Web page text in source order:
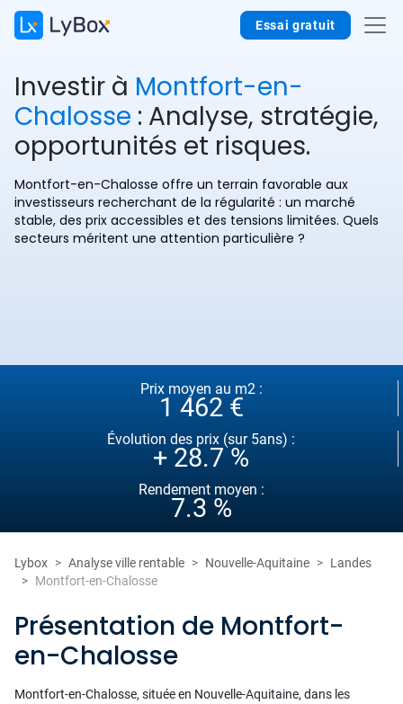
Essai gratuit
Investir à Montfort-en-
Chalosse : Analyse, stratégie,
opportunités et risques.
Montfort-en-Chalosse offre un terrain favorable aux
investisseurs recherchant de la régularité : un marché
stable, des prix accessibles et des tensions limitées. Quels
secteurs méritent une attention particulière ?
Prix moyen au m2 :
1 462 €
Évolution des prix (sur 5ans) :
+ 28.7 %
Rendement moyen :
7.3 %
Lybox Analyse ville rentable Nouvelle-Aquitaine
Landes
Montfort-en-Chalosse
Présentation de Montfort-
en-Chalosse
Montfort-en-Chalosse, située en Nouvelle-Aquitaine, dans les